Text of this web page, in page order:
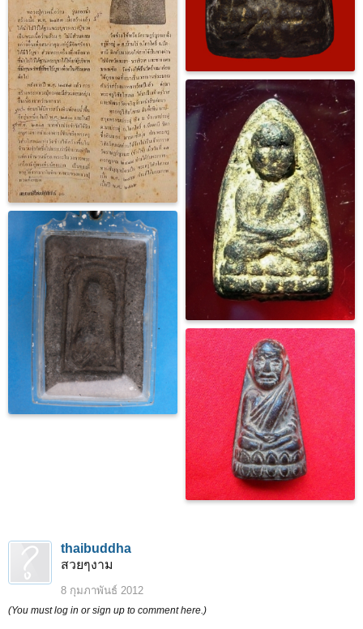
thaibuddha
สวยๆงาม
8 กุมภาพันธ์ 2012
(You must log in or sign up to comment here.)